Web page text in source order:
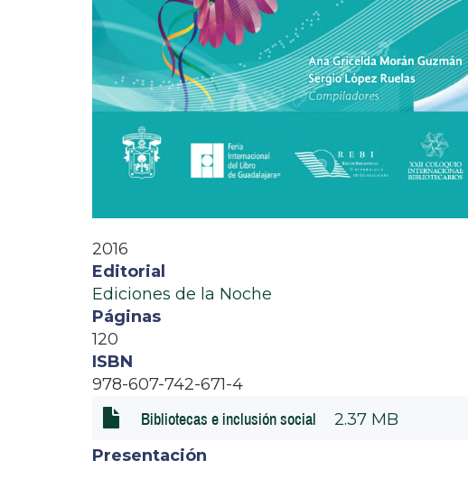
2016
Editorial
Ediciones de la Noche
Páginas
120
ISBN
978-607-742-671-4
Bibliotecas e inclusión social
2.37 MB
Presentación